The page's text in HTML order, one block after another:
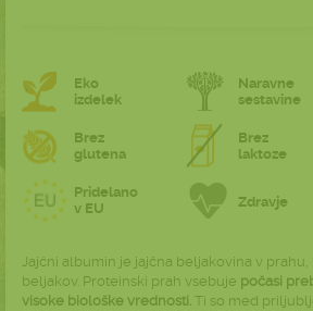
Eko
izdelek
Naravne
sestavine
Brez
glutena
Brez
laktoze
Pridelano
v EU
Zdravje
Jajčni albumin je jajčna beljakovina v prahu,
beljakov. Proteinski prah vsebuje počasi
visoke biološke vrednosti. Ti so med